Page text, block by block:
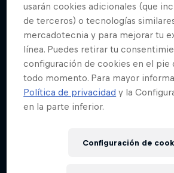
usarán cookies adicionales (que
de terceros) o tecnologías
mercadotecnia y para mejorar tu
línea. Puedes retirar tu
configuración de cookies en el pie
todo momento. Para mayor
Política de privacidad y la
en la parte inferior.
Configuración de